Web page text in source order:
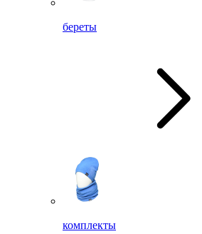
береты
комплекты